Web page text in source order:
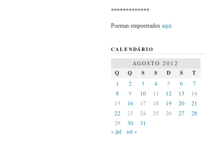
*************
Poemas empoeirados aqui
CALENDÁRIO
AGOSTO 2012
Q Q S S D S
T
1
2 3 4 5 6
7
8
9 10 11 12 13
14
15
16 17 18 19 20
21
22
23 24 25 26 27
28
29
30
31
« jul
set »